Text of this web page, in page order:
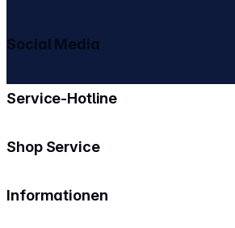
Service-Hotline
Shop Service
Informationen
Social Media